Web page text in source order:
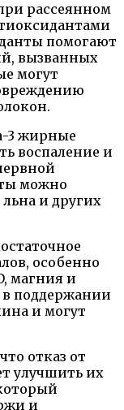
рассеянном
помогают
вызванных
могут
3 жирные
воспаление и
можно
и других
особенно
магния и
поддержании
и могут
отказ от
улучшить их
и